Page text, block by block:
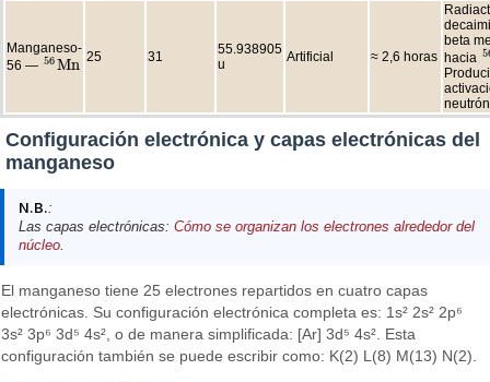
Manganeso-
56 — 56Mn
56Mn
25 31
55.938905
u
Artificial ≈ 2,6 horas
beta
hacia
Configuración electrónica y capas electrónicas del
manganeso
N.B.:
Las capas electrónicas: Cómo se organizan los electrones alrededor del
núcleo.
El manganeso tiene 25 electrones repartidos en cuatro capas
electrónicas. Su configuración electrónica completa es: 1s² 2s² 2p⁶
3s² 3p⁶ 3d⁵ 4s², o de manera simplificada: [Ar] 3d⁵ 4s². Esta
configuración también se puede escribir como: K(2) L(8) M(13) N(2).